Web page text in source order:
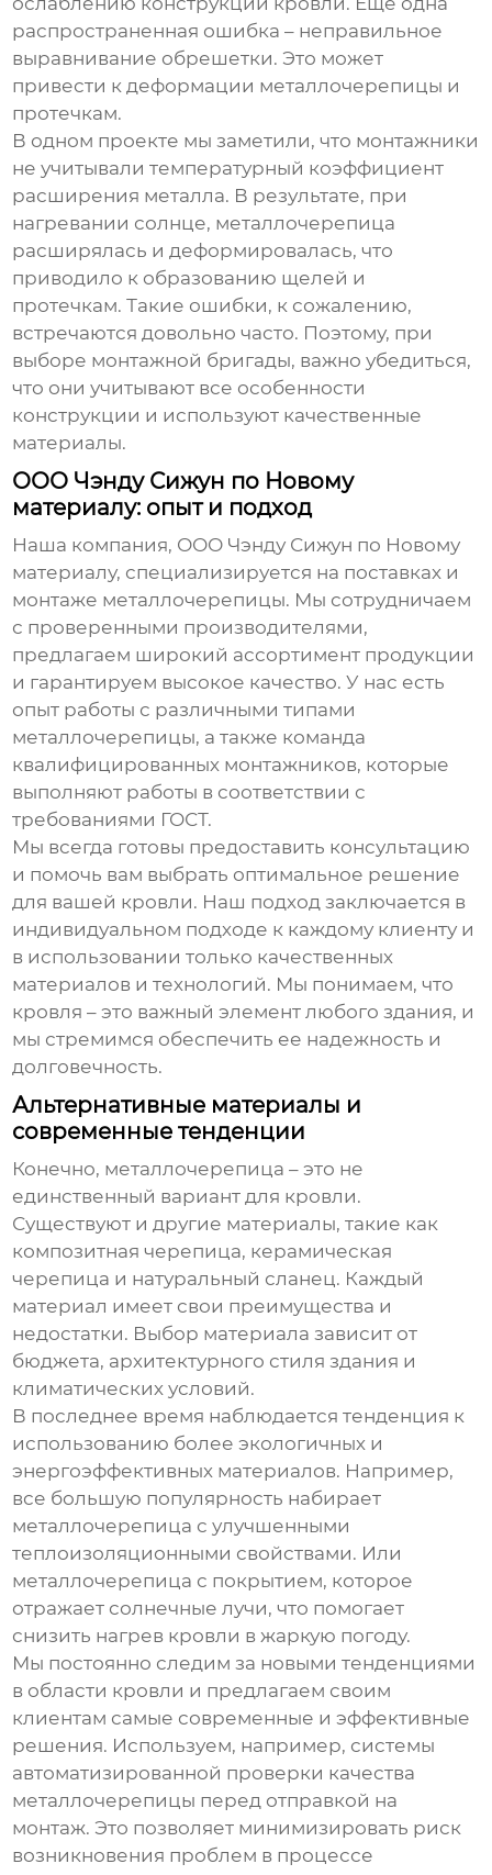
распространенная ошибка – неправильное
выравнивание обрешетки. Это может
привести к деформации металлочерепицы и
протечкам.
В одном проекте мы заметили, что монтажники
не учитывали температурный коэффициент
расширения металла. В результате, при
нагревании солнце, металлочерепица
расширялась и деформировалась, что
приводило к образованию щелей и
протечкам. Такие ошибки, к сожалению,
встречаются довольно часто. Поэтому, при
выборе монтажной бригады, важно убедиться,
что они учитывают все особенности
конструкции и используют качественные
материалы.
ООО Чэнду Сижун по Новому
материалу: опыт и подход
Наша компания, ООО Чэнду Сижун по Новому
материалу, специализируется на поставках и
монтаже металлочерепицы. Мы сотрудничаем
с проверенными производителями,
предлагаем широкий ассортимент продукции
и гарантируем высокое качество. У нас есть
опыт работы с различными типами
металлочерепицы, а также команда
квалифицированных монтажников, которые
выполняют работы в соответствии с
требованиями ГОСТ.
Мы всегда готовы предоставить консультацию
и помочь вам выбрать оптимальное решение
для вашей кровли. Наш подход заключается в
индивидуальном подходе к каждому клиенту и
в использовании только качественных
материалов и технологий. Мы понимаем, что
кровля – это важный элемент любого здания, и
мы стремимся обеспечить ее надежность и
долговечность.
Альтернативные материалы и
современные тенденции
Конечно, металлочерепица – это не
единственный вариант для кровли.
Существуют и другие материалы, такие как
композитная черепица, керамическая
черепица и натуральный сланец. Каждый
материал имеет свои преимущества и
недостатки. Выбор материала зависит от
бюджета, архитектурного стиля здания и
климатических условий.
В последнее время наблюдается тенденция к
использованию более экологичных и
энергоэффективных материалов. Например,
все большую популярность набирает
металлочерепица с улучшенными
теплоизоляционными свойствами. Или
металлочерепица с покрытием, которое
отражает солнечные лучи, что помогает
снизить нагрев кровли в жаркую погоду.
Мы постоянно следим за новыми тенденциями
в области кровли и предлагаем своим
клиентам самые современные и эффективные
решения. Используем, например, системы
автоматизированной проверки качества
металлочерепицы перед отправкой на
монтаж. Это позволяет минимизировать риск
возникновения проблем в процессе